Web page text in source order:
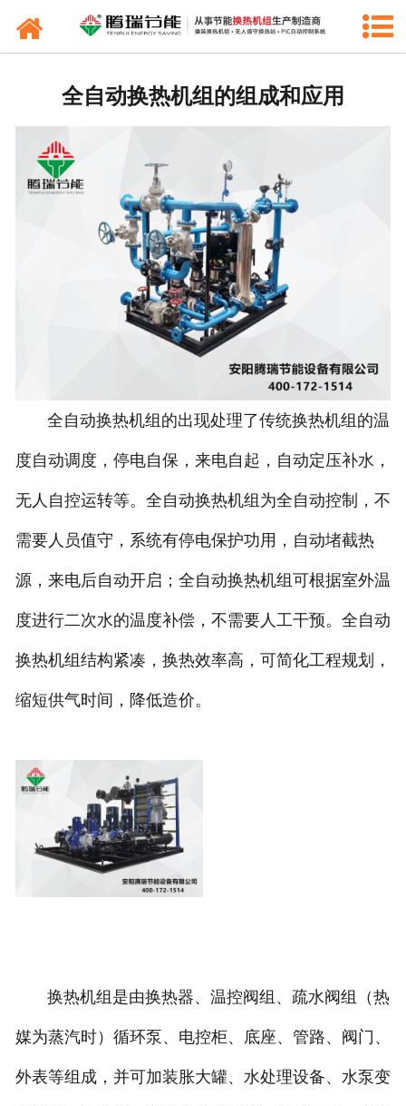
产品中心
联系我们
全自动换热机组的组成和应用
全自动换热机组的出现处理了传统换热机组的温
度自动调度，停电自保，来电自起，自动定压补水，
无人自控运转等。全自动换热机组为全自动控制，不
需要人员值守，系统有停电保护功用，自动堵截热
源，来电后自动开启；全自动换热机组可根据室外温
度进行二次水的温度补偿，不需要人工干预。全自动
换热机组结构紧凑，换热效率高，可简化工程规划，
缩短供气时间，降低造价。
换热机组是由换热器、温控阀组、疏水阀组（热
媒为蒸汽时）循环泵、电控柜、底座、管路、阀门、
外表等组成，并可加装胀大罐、水处理设备、水泵变